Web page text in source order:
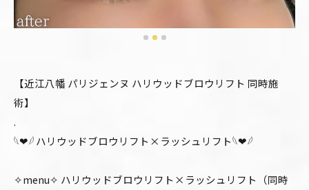
【近江八幡 パリジェンヌ ハリウッドブロウリフト 同時施
術】
.
𓆩❤︎𓆪 ハリウッドブロウリフト×ラッシュリフト𓆩❤︎𓆪
✧menu✧ ハリウッドブロウリフト×ラッシュリフト（同時